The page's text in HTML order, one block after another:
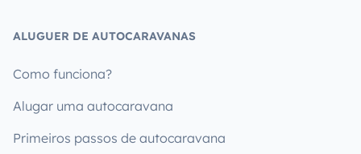
ALUGUER DE AUTOCARAVANAS
Como funciona?
Alugar uma autocaravana
Primeiros passos de autocaravana